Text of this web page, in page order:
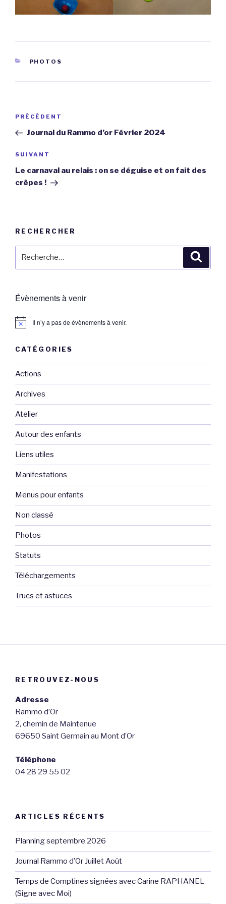
CATÉGORIES
PHOTOS
Navigation
l’article
Article
précédent
PRÉCÉDENT
Journal du Rammo d’or Février 2024
Article
suivant
SUIVANT
Le carnaval au relais : on se déguise et on fait des
crêpes !
RECHERCHER
Évènements à venir
Il n’y a pas de évènements à venir.
CATÉGORIES
Actions
Archives
Atelier
Autour des enfants
Liens utiles
Manifestations
Menus pour enfants
Non classé
Photos
Statuts
Téléchargements
Trucs et astuces
RETROUVEZ-NOUS
Adresse
Rammo d’Or
2, chemin de Maintenue
69650 Saint Germain au Mont d’Or
Téléphone
04 28 29 55 02
ARTICLES RÉCENTS
Planning septembre 2026
Journal Rammo d’Or Juillet Août
Temps de Comptines signées avec Carine RAPHANEL
(Signe avec Moi)